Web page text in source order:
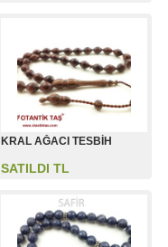
KRAL AĞACI TESBİH
SATILDI TL